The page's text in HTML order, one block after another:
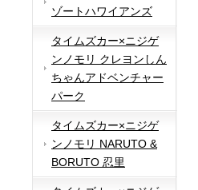
ゾートハワイアンズ
タイムズカー×ニジゲ
ンノモリ クレヨンしん
ちゃんアドベンチャー
パーク
タイムズカー×ニジゲ
ンノモリ NARUTO &
BORUTO 忍里